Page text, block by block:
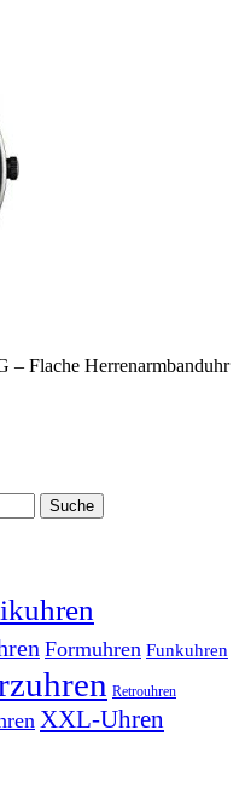
Flache Herrenarmbanduhr
Formuhren Funkuhren
Retrouhren
XXL-Uhren